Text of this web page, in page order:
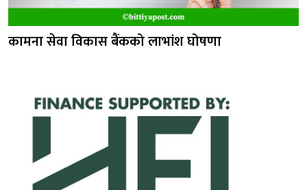
कामना सेवा विकास बैंकको लाभांश घोषणा